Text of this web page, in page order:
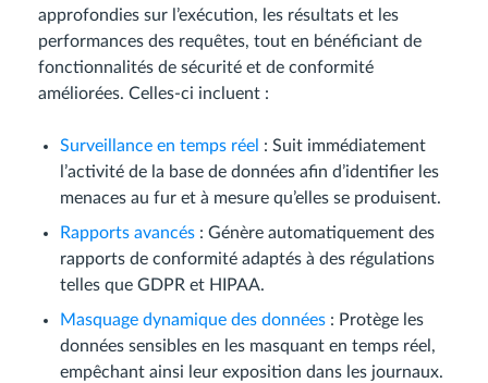
approfondies sur l’exécution, les résultats et les
performances des requêtes, tout en bénéficiant de
fonctionnalités de sécurité et de conformité
améliorées. Celles-ci incluent :
Surveillance en temps réel : Suit immédiatement
l’activité de la base de données afin d’identifier les
menaces au fur et à mesure qu’elles se produisent.
Rapports avancés : Génère automatiquement des
rapports de conformité adaptés à des régulations
telles que GDPR et HIPAA.
Masquage dynamique des données : Protège les
données sensibles en les masquant en temps réel,
empêchant ainsi leur exposition dans les journaux.